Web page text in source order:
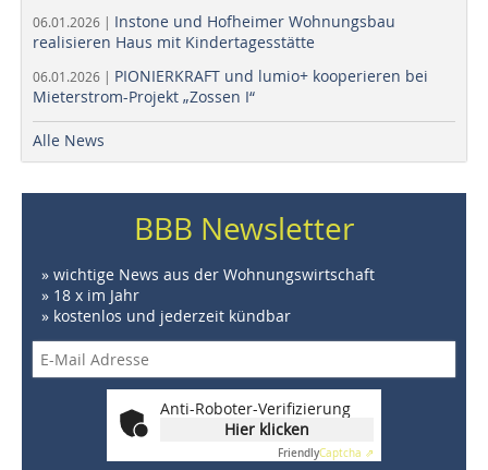
06.01.2026 | Instone und Hofheimer Wohnungsbau
realisieren Haus mit Kindertagesstätte
06.01.2026 | PIONIERKRAFT und lumio+ kooperieren bei
Mieterstrom-Projekt „Zossen I“
Alle News
BBB Newsletter
» wichtige News aus der Wohnungswirtschaft
» 18 x im Jahr
» kostenlos und jederzeit kündbar
Anti-Roboter-Verifizierung
Hier klicken
FriendlyCaptcha ⇗